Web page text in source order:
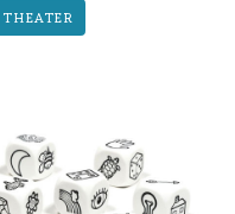
THEATER